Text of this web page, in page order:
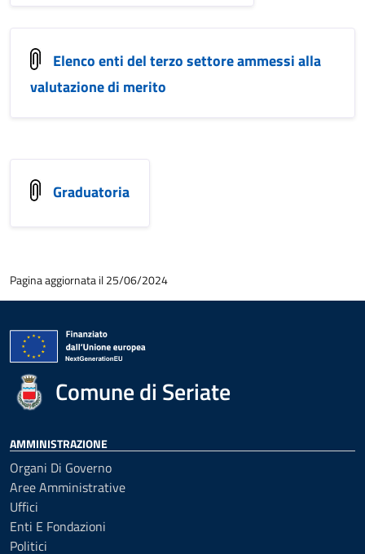
Elenco enti del terzo settore ammessi alla
valutazione di merito
Graduatoria
Pagina aggiornata il 25/06/2024
Comune di Seriate
AMMINISTRAZIONE
Organi Di Governo
Aree Amministrative
Uffici
Enti E Fondazioni
Politici